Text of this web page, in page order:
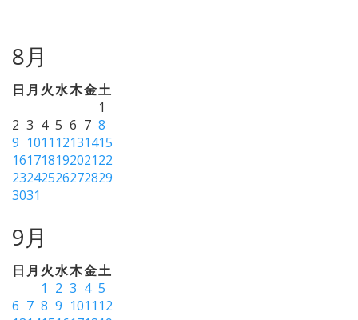
8月
日 月 火水木金土
1
2 3 4 5 6 7 8
9 1011 12131415
16171819202122
23242526272829
3031
9月
日 月 火水木金土
1 2 3 4 5
6 7 8 9 1011 12